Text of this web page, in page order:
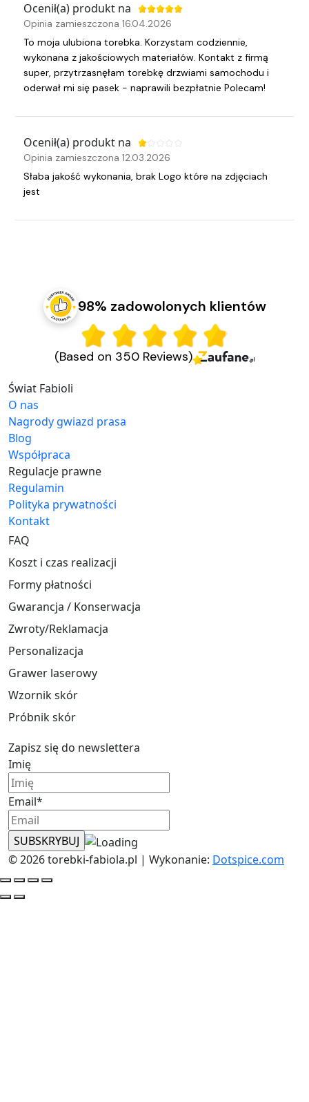
Ocenił(a) produkt na
Opinia zamieszczona 16.04.2026
To moja ulubiona torebka. Korzystam codziennie,
wykonana z jakościowych materiałów. Kontakt z firmą
super, przytrzasnęłam torebkę drzwiami samochodu i
oderwał mi się pasek - naprawili bezpłatnie Polecam!
Ocenił(a) produkt na
Opinia zamieszczona 12.03.2026
Słaba jakość wykonania, brak Logo które na zdjęciach
jest
98% zadowolonych klientów
(Based on 350 Reviews)
Świat Fabioli
O nas
Nagrody gwiazd prasa
Blog
Współpraca
Regulacje prawne
Regulamin
Polityka prywatności
Kontakt
FAQ
Koszt i czas realizacji
Formy płatności
Gwarancja / Konserwacja
Zwroty/Reklamacja
Personalizacja
Grawer laserowy
Wzornik skór
Próbnik skór
Zapisz się do newslettera
Imię
Email*
© 2026 torebki-fabiola.pl | Wykonanie: Dotspice.com